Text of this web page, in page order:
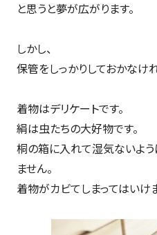
と思うと夢が広がります。
しかし、
保管をしっかりしておかなけ
着物はデリケートです。
絹は虫たちの大好物です。
桐の箱に入れて湿気ないよ
ません。
着物がカビてしまってはいけ